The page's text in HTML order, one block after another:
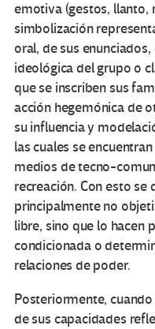
emotiva (gestos, llanto,
simbolización
oral, de sus
ideológica del grupo o
que se inscriben sus
acción hegemónica de
su influencia y
las cuales se
medios de tecno-
recreación. Con esto se
principalmente no
libre, sino que lo hacen
condicionada o
relaciones de poder.
Posteriormente,
de sus capacidades